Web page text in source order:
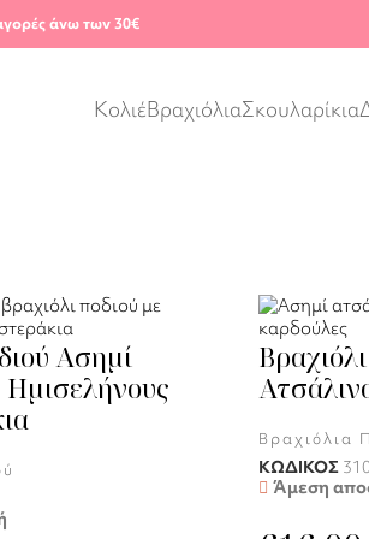
άνω των 30€
ΚολιέΒραχιόλιαΣκουλαρίκια
Βραχιόλια Ποδιού
Ασημί
Βραχιόλια
ΚΩΔΙΚΟΣ
Άμεση